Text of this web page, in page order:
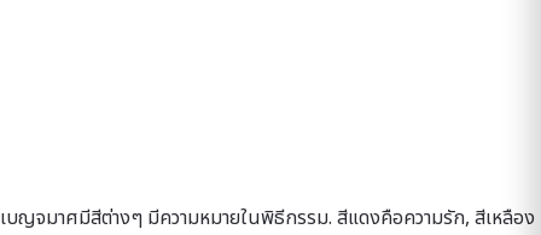
เบญจมาศมีสีต่างๆ มีความหมายในพิธีกรรม. สีแดงคือความรัก, สีเหลือง